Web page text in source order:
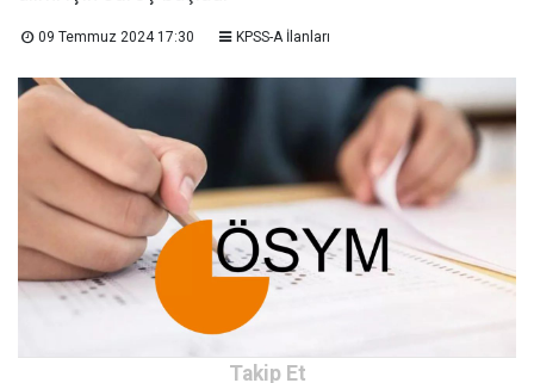
09 Temmuz 2024 17:30 KPSS-A İlanları